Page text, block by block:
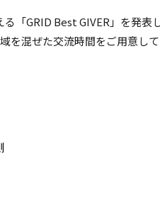
「GRID Best GIVER」を発表
混ぜた交流時間をご用意して